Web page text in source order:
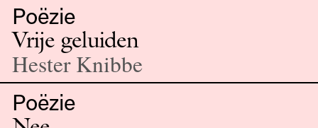
Poëzie
Vrije geluiden
Hester Knibbe
Poëzie